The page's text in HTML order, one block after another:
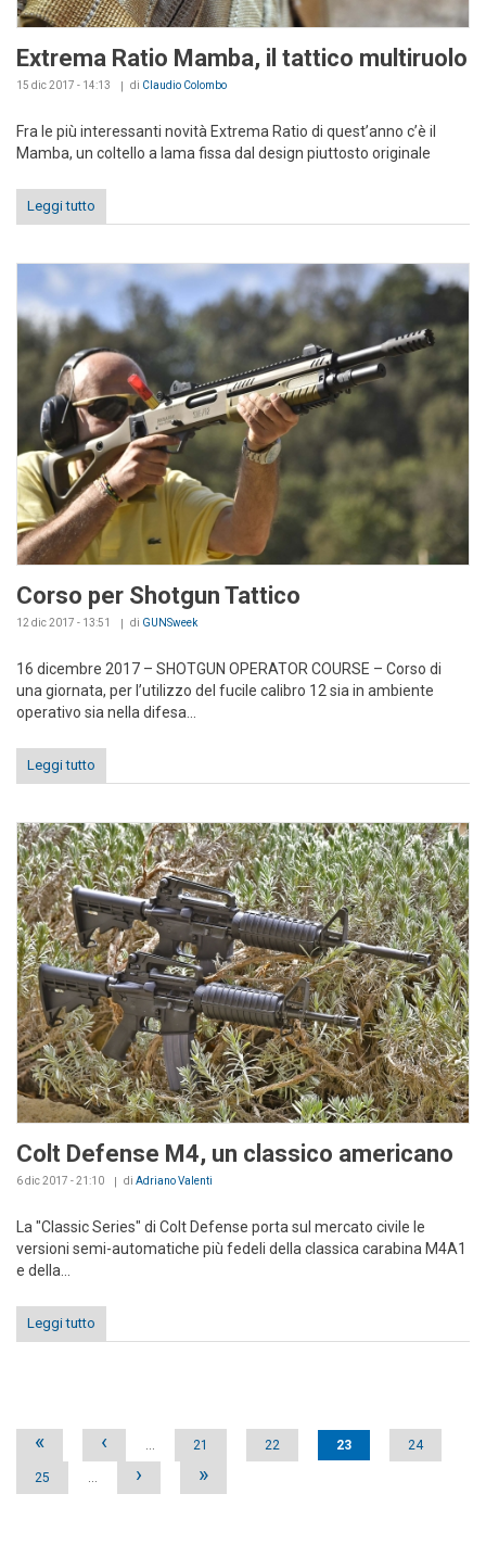
Extrema Ratio Mamba, il tattico multiruolo
15 dic 2017 - 14:13 di Claudio Colombo
Fra le più interessanti novità Extrema Ratio di quest’anno c’è il
Mamba, un coltello a lama fissa dal design piuttosto originale
Leggi tutto
Corso per Shotgun Tattico
12 dic 2017 - 13:51 di GUNSweek
16 dicembre 2017 – SHOTGUN OPERATOR COURSE – Corso di
una giornata, per l’utilizzo del fucile calibro 12 sia in ambiente
operativo sia nella difesa...
Leggi tutto
Colt Defense M4, un classico americano
6 dic 2017 - 21:10 di Adriano Valenti
La "Classic Series" di Colt Defense porta sul mercato civile le
versioni semi-automatiche più fedeli della classica carabina M4A1
e della...
Leggi tutto
Pages
« ‹ … 21 22 23 24
25 … › »